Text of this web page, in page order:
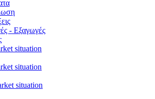
- Εξαγωγές
situation
situation
situation